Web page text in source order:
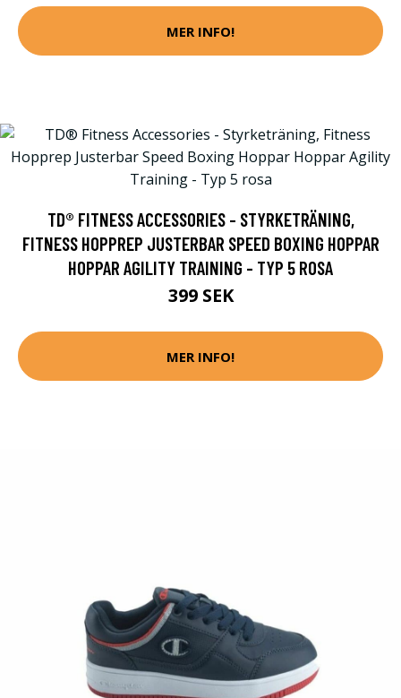
MER INFO!
TD® FITNESS ACCESSORIES - STYRKETRÄNING,
FITNESS HOPPREP JUSTERBAR SPEED BOXING HOPPAR
HOPPAR AGILITY TRAINING - TYP 5 ROSA
399 SEK
MER INFO!